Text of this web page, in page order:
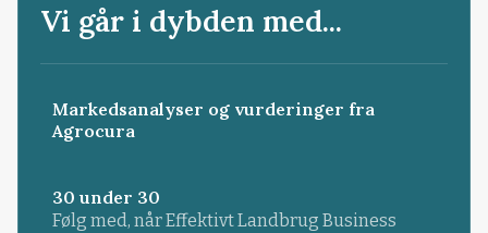
Vi går i dybden med...
Markedsanalyser og vurderinger fra
Agrocura
30 under 30
Følg med, når Effektivt Landbrug Business